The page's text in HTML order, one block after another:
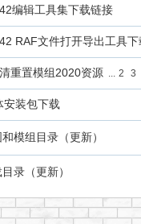
编辑工具集下载链接
RAF文件打开导出工具
重置模组2020资源 ... 2 3
安装包下载
模组目录（更新）
录（更新）